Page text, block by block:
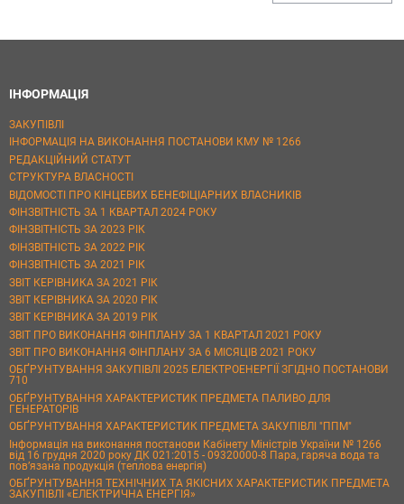
ІНФОРМАЦІЯ
ЗАКУПІВЛІ
ІНФОРМАЦІЯ НА ВИКОНАННЯ ПОСТАНОВИ КМУ № 1266
РЕДАКЦІЙНИЙ СТАТУТ
СТРУКТУРА ВЛАСНОСТІ
ВІДОМОСТІ ПРО КІНЦЕВИХ БЕНЕФІЦІАРНИХ ВЛАСНИКІВ
ФІНЗВІТНІСТЬ ЗА 1 КВАРТАЛ 2024 РОКУ
ФІНЗВІТНІСТЬ ЗА 2023 РІК
ФІНЗВІТНІСТЬ ЗА 2022 РІК
ФІНЗВІТНІСТЬ ЗА 2021 РІК
ЗВІТ КЕРІВНИКА ЗА 2021 РІК
ЗВІТ КЕРІВНИКА ЗА 2020 РІК
ЗВІТ КЕРІВНИКА ЗА 2019 РІК
ЗВІТ ПРО ВИКОНАННЯ ФІНПЛАНУ ЗА 1 КВАРТАЛ 2021 РОКУ
ЗВІТ ПРО ВИКОНАННЯ ФІНПЛАНУ ЗА 6 МІСЯЦІВ 2021 РОКУ
ОБҐРУНТУВАННЯ ЗАКУПІВЛІ 2025 ЕЛЕКТРОЕНЕРГІЇ ЗГІДНО ПОСТАНОВИ
710
ОБҐРУНТУВАННЯ ХАРАКТЕРИСТИК ПРЕДМЕТА ПАЛИВО ДЛЯ
ГЕНЕРАТОРІВ
ОБҐРУНТУВАННЯ ХАРАКТЕРИСТИК ПРЕДМЕТА ЗАКУПІВЛІ "ППМ"
Інформація на виконання постанови Кабінету Міністрів України № 1266
від 16 грудня 2020 року ДК 021:2015 - 09320000-8 Пара, гаряча вода та
пов’язана продукція (теплова енергія)
ОБҐРУНТУВАННЯ ТЕХНІЧНИХ ТА ЯКІСНИХ ХАРАКТЕРИСТИК ПРЕДМЕТА
ЗАКУПІВЛІ «ЕЛЕКТРИЧНА ЕНЕРГІЯ»